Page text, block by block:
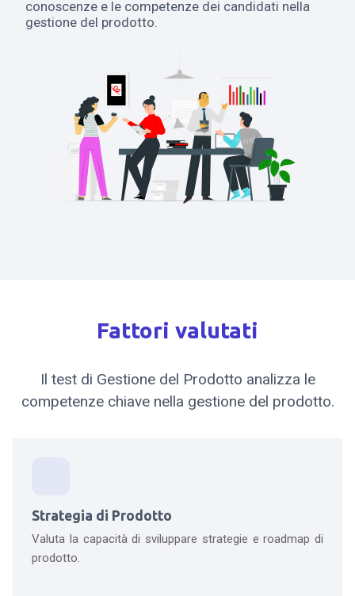
conoscenze e le competenze dei candidati nella
gestione del prodotto.
Fattori valutati
Il test di Gestione del Prodotto analizza le
competenze chiave nella gestione del prodotto.
Strategia di Prodotto
Valuta la capacità di sviluppare strategie e roadmap di
prodotto.